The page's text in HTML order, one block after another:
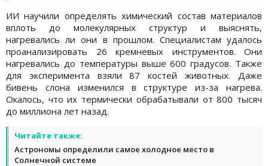
ИИ научили определять химический состав материалов
вплоть до молекулярных структур и выяснять,
нагревались ли они в прошлом. Специалистам удалось
проанализировать 26 кремневых инструментов. Они
нагревались до температуры выше 600 градусов. Также
для эксперимента взяли 87 костей животных. Даже
бивень слона изменился в структуре из-за нагрева.
Окалось, что их термически обрабатывали от 800 тысяч
до миллиона лет назад.
Читайте также:
Астрономы определили самое холодное место в
Солнечной системе